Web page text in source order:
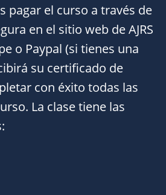
pagar el curso a través de
en el sitio web de AJRS
o Paypal (si tienes una
su certificado de
con éxito todas las
La clase tiene las